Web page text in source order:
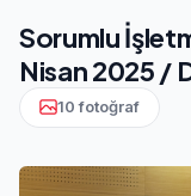
Sorumlu
Nisan 2025 /
10 fotoğraf